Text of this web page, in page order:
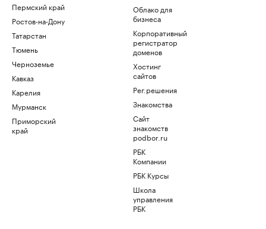
Пермский край
Ростов-на-Дону
Татарстан
Тюмень
Черноземье
Кавказ
Карелия
Мурманск
Приморский
край
Облако для
бизнеса
Корпоративный
регистратор
доменов
Хостинг
сайтов
Рег.решения
Знакомства
Сайт
знакомств
podbor.ru
РБК
Компании
РБК Курсы
Школа
управления
РБК